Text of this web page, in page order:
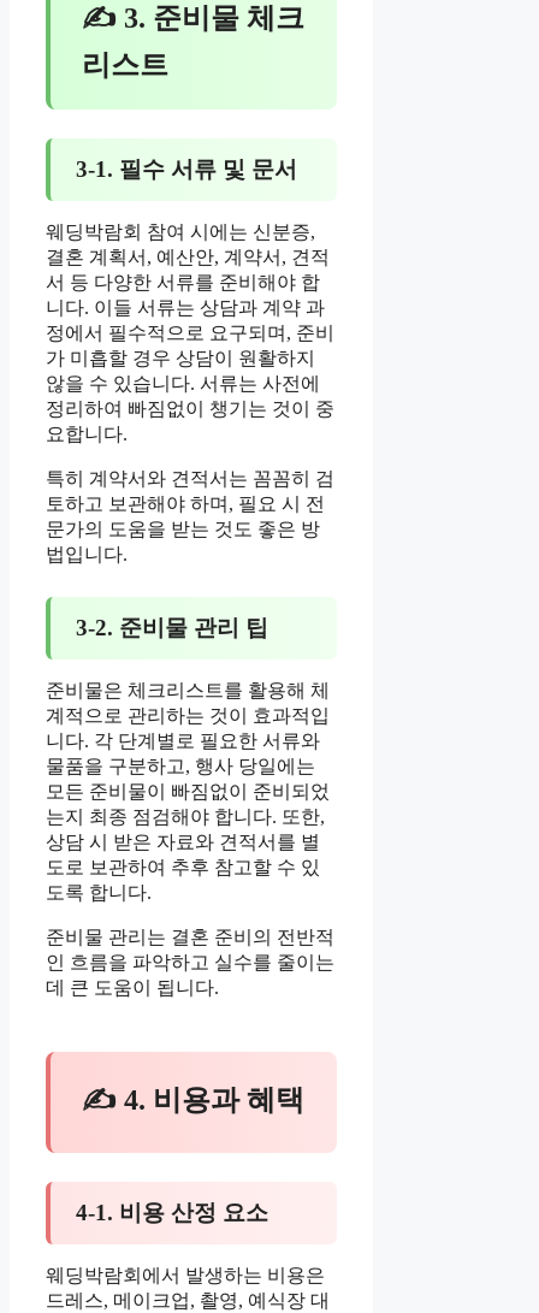
✍ 3. 준비물 체크
리스트
3-1. 필수 서류 및 문서
웨딩박람회 참여 시에는 신분증,
결혼 계획서, 예산안, 계약서, 견적
서 등 다양한 서류를 준비해야 합
니다. 이들 서류는 상담과 계약 과
정에서 필수적으로 요구되며, 준비
가 미흡할 경우 상담이 원활하지
않을 수 있습니다. 서류는 사전에
정리하여 빠짐없이 챙기는 것이 중
요합니다.
특히 계약서와 견적서는 꼼꼼히 검
토하고 보관해야 하며, 필요 시 전
문가의 도움을 받는 것도 좋은 방
법입니다.
3-2. 준비물 관리 팁
준비물은 체크리스트를 활용해 체
계적으로 관리하는 것이 효과적입
니다. 각 단계별로 필요한 서류와
물품을 구분하고, 행사 당일에는
모든 준비물이 빠짐없이 준비되었
는지 최종 점검해야 합니다. 또한,
상담 시 받은 자료와 견적서를 별
도로 보관하여 추후 참고할 수 있
도록 합니다.
준비물 관리는 결혼 준비의 전반적
인 흐름을 파악하고 실수를 줄이는
데 큰 도움이 됩니다.
✍ 4. 비용과 혜택
4-1. 비용 산정 요소
웨딩박람회에서 발생하는 비용은
드레스, 메이크업, 촬영, 예식장 대